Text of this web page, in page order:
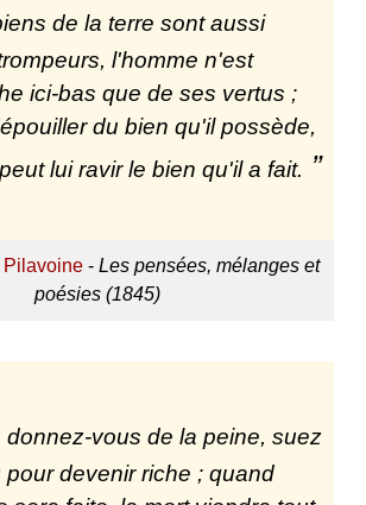
de la terre sont aussi
l'homme n'est
ici-bas que de ses vertus ;
du bien qu'il possède,
lui ravir le bien qu'il a fait.
Pilavoine -Les pensées, mélanges et
poésies (1845)
donnez-vous de la peine, suez
devenir riche ; quand